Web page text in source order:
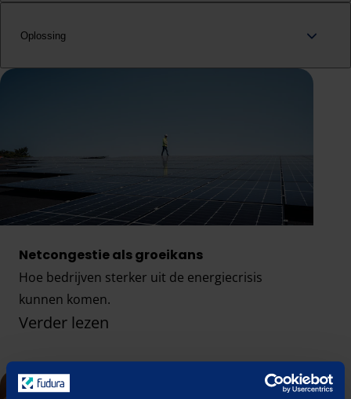
Oplossing
Netcongestie als groeikans
Hoe bedrijven sterker uit de energiecrisis
kunnen komen.
Verder lezen
Netcongestie als groeikans